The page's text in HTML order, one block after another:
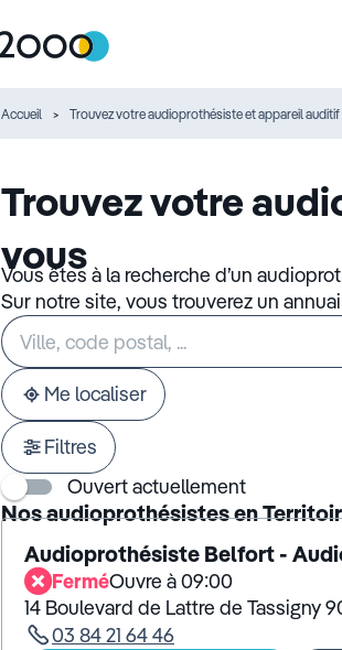
Accueil Trouvez votre audioprothésiste et appareil
Trouvez votre
vous
Vous êtes à la recherche d’un
Sur notre site, vous trouverez un
Veuillez
renseigner
une
adresse
Me localiser
Filtres
Ouvert actuellement
Nos audioprothésistes en
Audioprothésiste Belfort -
FerméOuvre à 09:00
14 Boulevard de Lattre de Tassigny
03 84 21 64 46